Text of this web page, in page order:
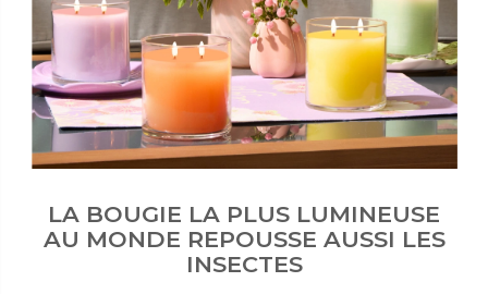
LA BOUGIE LA PLUS LUMINEUSE
AU MONDE REPOUSSE AUSSI LES
INSECTES